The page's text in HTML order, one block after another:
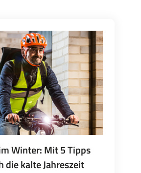
Winter: Mit 5 Tipps
die kalte Jahreszeit